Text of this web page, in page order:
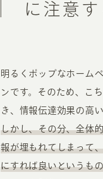
に注意す
明るくポップなホーム
ンです。そのため、こ
き、情報伝達効果の高
しかし、その分、全体
報が埋もれてしまって
にすれば良いというも